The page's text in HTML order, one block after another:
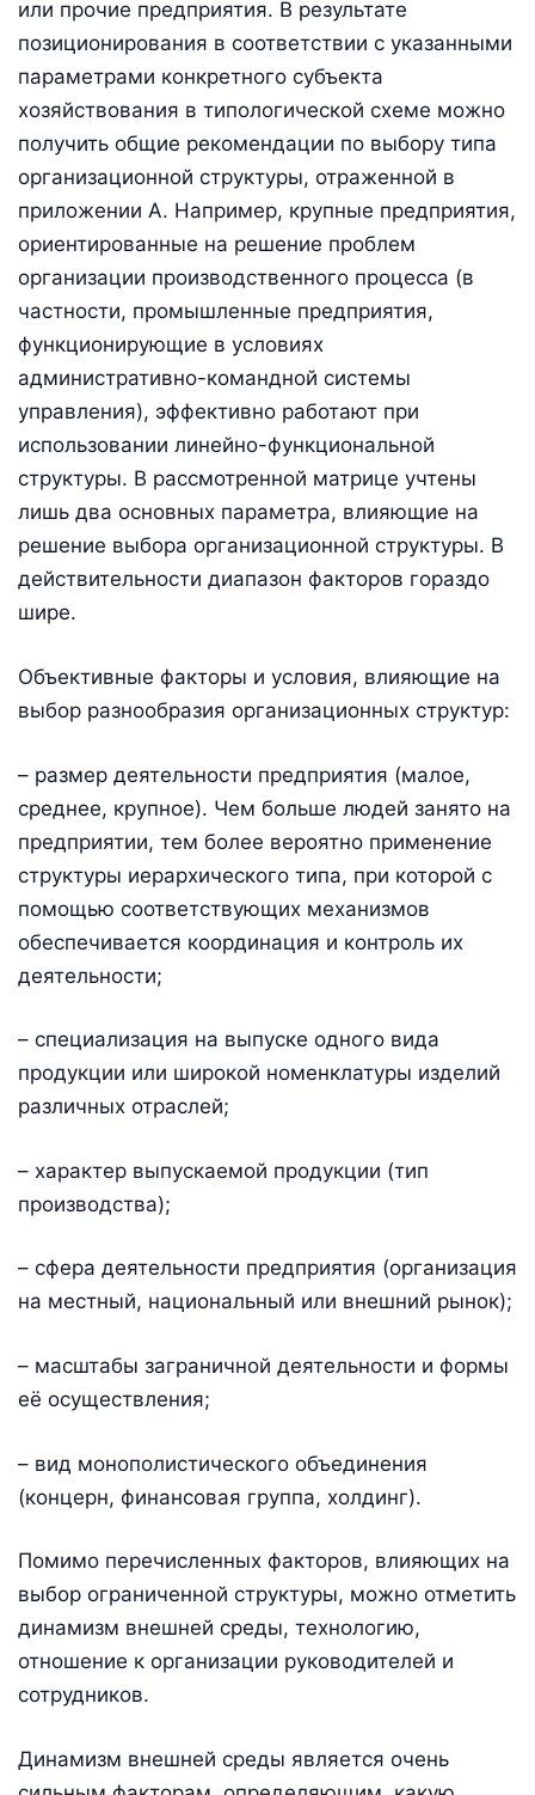
или прочие предприятия. В результате
позиционирования в соответствии с указанными
параметрами конкретного субъекта
хозяйствования в типологической схеме можно
получить общие рекомендации по выбору типа
организационной структуры, отраженной в
приложении А. Например, крупные предприятия,
ориентированные на решение проблем
организации производственного процесса (в
частности, промышленные предприятия,
функционирующие в условиях
административно-командной системы
управления), эффективно работают при
использовании линейно-функциональной
структуры. В рассмотренной матрице учтены
лишь два основных параметра, влияющие на
решение выбора организационной структуры. В
действительности диапазон факторов гораздо
шире.
Объективные факторы и условия, влияющие на
выбор разнообразия организационных структур:
– размер деятельности предприятия (малое,
среднее, крупное). Чем больше людей занято на
предприятии, тем более вероятно применение
структуры иерархического типа, при которой с
помощью соответствующих механизмов
обеспечивается координация и контроль их
деятельности;
– специализация на выпуске одного вида
продукции или широкой номенклатуры изделий
различных отраслей;
– характер выпускаемой продукции (тип
производства);
– сфера деятельности предприятия (организация
на местный, национальный или внешний рынок);
– масштабы заграничной деятельности и формы
её осуществления;
– вид монополистического объединения
(концерн, финансовая группа, холдинг).
Помимо перечисленных факторов, влияющих на
выбор ограниченной структуры, можно отметить
динамизм внешней среды, технологию,
отношение к организации руководителей и
сотрудников.
Динамизм внешней среды является очень